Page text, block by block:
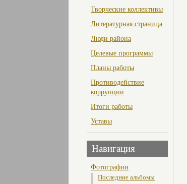
Творческие коллективы
Литературная страница
Люди района
Целевые программы
Планы работы
Противодействие
коррупции
Итоги работы
Уставы
Навигация
Фотографии
Последние альбомы